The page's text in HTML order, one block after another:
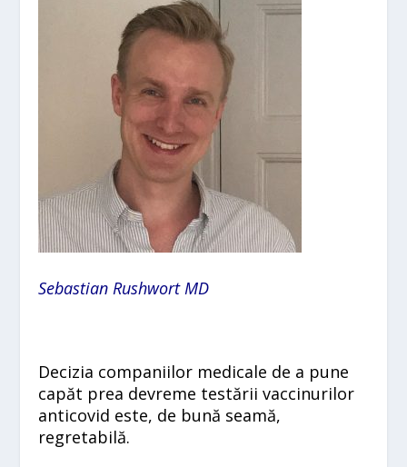
Sebastian Rushwort MD
Decizia companiilor medicale de a pune
capăt prea devreme testării vaccinurilor
anticovid este, de bună seamă,
regretabilă.